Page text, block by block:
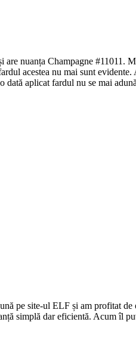
are nuanța Champagne #11011.
acestea nu mai sunt
dată aplicat fardul nu se mai
pe site-ul ELF și am profitat
simplă dar eficientă. Acum îl